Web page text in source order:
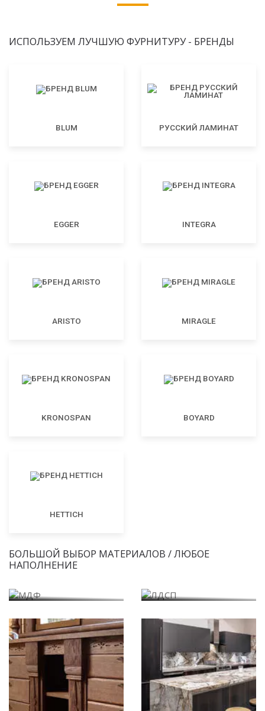
ИСПОЛЬЗУЕМ ЛУЧШУЮ ФУРНИТУРУ - БРЕНДЫ
BLUM РУССКИЙ ЛАМИНАТ
EGGER INTEGRA
ARISTO MIRAGLE
KRONOSPAN BOYARD
HETTICH
БОЛЬШОЙ ВЫБОР МАТЕРИАЛОВ / ЛЮБОЕ
НАПОЛНЕНИЕ